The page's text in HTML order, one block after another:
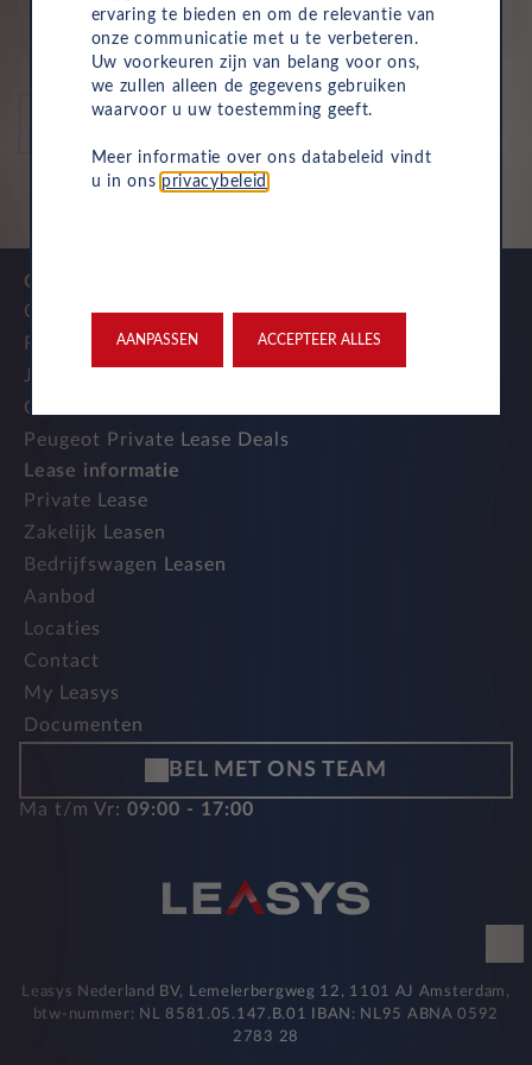
p/m. excl. btw o.b.v 60 mnd en 10,000 km/j
Onze top merken
Citroen Private Lease Deals
Fiat Private Lease Deals
Jeep Private Lease Deals
Opel Private Lease Deals
Peugeot Private Lease Deals
Lease informatie
Private Lease
Zakelijk Leasen
Bedrijfswagen Leasen
Aanbod
Locaties
Contact
My Leasys
Documenten
BEL MET ONS TEAM
Ma t/m Vr: 09:00 - 17:00
Leasys Nederland BV, Lemelerbergweg 12, 1101 AJ Amsterdam,
btw-nummer: NL 8581.05.147.B.01 IBAN: NL95 ABNA 0592
2783 28
ervaring te bieden en om de relevantie van
onze communicatie met u te verbeteren.
Uw voorkeuren zijn van belang voor ons,
we zullen alleen de gegevens gebruiken
waarvoor u uw toestemming geeft.
Meer informatie over ons databeleid vindt
u in ons privacybeleid
AANPASSEN ACCEPTEER ALLES